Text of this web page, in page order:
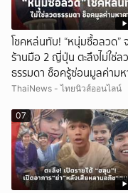
โชคหล่นทับ! “หนุ่มซื้อลวด”
ร้านมือ 2 ญี่ปุ่น ตะลึงไม่ใช่ล
ธรรมดา ช็อครู้ซ่อนมูลค่าม
ThaiNews - ไทยนิวส์ออนไลน์
07